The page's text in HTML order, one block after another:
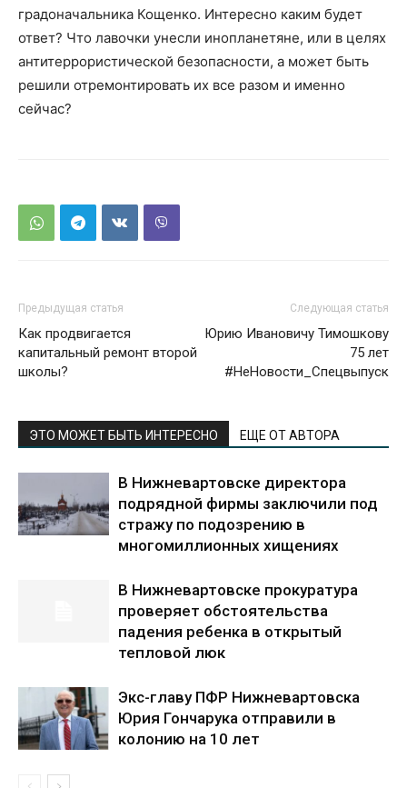
градоначальника Кощенко. Интересно каким будет
ответ? Что лавочки унесли инопланетяне, или в целях
антитеррористической безопасности, а может быть
решили отремонтировать их все разом и именно
сейчас?
Предыдущая статья
Как продвигается
капитальный ремонт второй
школы?
Следующая статья
Юрию Ивановичу Тимошкову
75 лет
#НеНовости_Спецвыпуск
ЭТО МОЖЕТ БЫТЬ ИНТЕРЕСНО ЕЩЕ ОТ АВТОРА
В Нижневартовске директора
подрядной фирмы заключили под
стражу по подозрению в
многомиллионных хищениях
В Нижневартовске прокуратура
проверяет обстоятельства
падения ребенка в открытый
тепловой люк
Экс-главу ПФР Нижневартовска
Юрия Гончарука отправили в
колонию на 10 лет